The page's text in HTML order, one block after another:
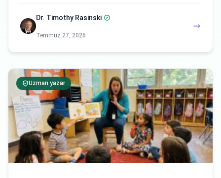
Dr. Timothy Rasinski
Temmuz 27, 2026
Uzman yazar